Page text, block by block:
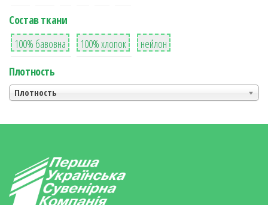
Состав ткани
8
100% бавовна
36
100% хлопок
2
нейлон
Плотность
Плотность